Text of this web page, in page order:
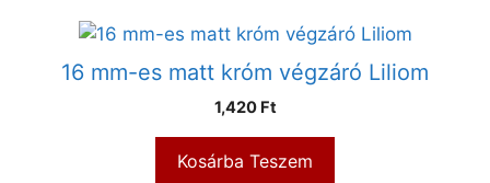
16 mm-es matt króm végzáró Liliom
1,420 Ft
Kosárba Teszem